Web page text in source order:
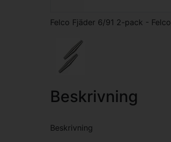
Felco Fjäder 6/91 2-pack - Felco
Beskrivning
Beskrivning